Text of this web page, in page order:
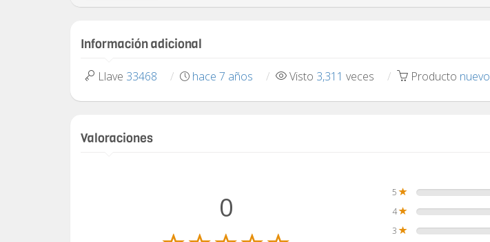
Información adicional
Llave 33468 hace 7 años Visto 3,311 veces Producto nuevo
Valoraciones
0 5
4
3